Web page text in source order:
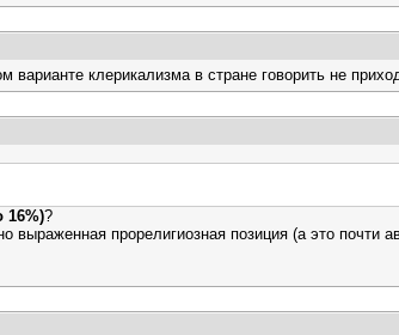
клерикализма в стране говорить не
16%)?
прорелигиозная позиция (а это почти